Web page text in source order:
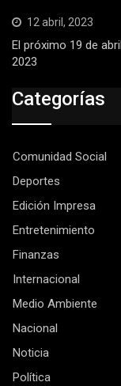
12 abril, 2023
El próximo 19 de
2023
Categorías
Comunidad Social
Deportes
Edición Impresa
Entretenimiento
Finanzas
Internacional
Medio Ambiente
Nacional
Noticia
Política